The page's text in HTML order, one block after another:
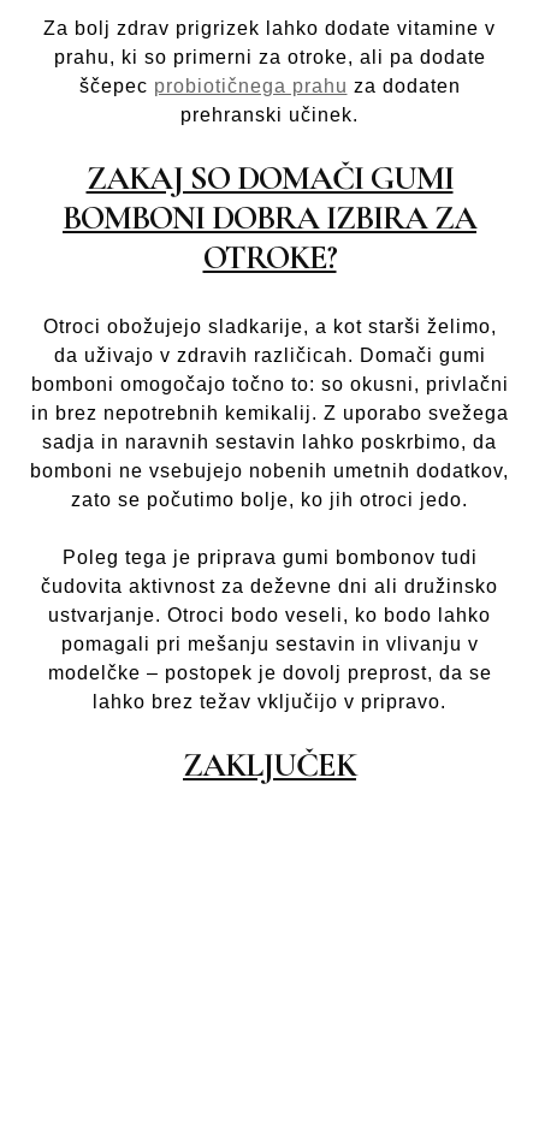
Za bolj zdrav prigrizek lahko dodate vitamine v
prahu, ki so primerni za otroke, ali pa dodate
ščepec probiotičnega prahu za dodaten
prehranski učinek.
ZAKAJ SO DOMAČI GUMI
BOMBONI DOBRA IZBIRA ZA
OTROKE?
Otroci obožujejo sladkarije, a kot starši želimo,
da uživajo v zdravih različicah. Domači gumi
bomboni omogočajo točno to: so okusni, privlačni
in brez nepotrebnih kemikalij. Z uporabo svežega
sadja in naravnih sestavin lahko poskrbimo, da
bomboni ne vsebujejo nobenih umetnih dodatkov,
zato se počutimo bolje, ko jih otroci jedo.
Poleg tega je priprava gumi bombonov tudi
čudovita aktivnost za deževne dni ali družinsko
ustvarjanje. Otroci bodo veseli, ko bodo lahko
pomagali pri mešanju sestavin in vlivanju v
modelčke – postopek je dovolj preprost, da se
lahko brez težav vključijo v pripravo.
ZAKLJUČEK